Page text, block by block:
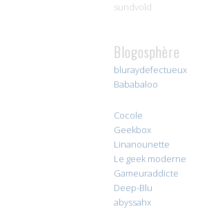
sundvold
Blogosphère
bluraydefectueux
Bababaloo
Cocole
Geekbox
Linanounette
Le geek moderne
Gameuraddicte
Deep-Blu
abyssahx